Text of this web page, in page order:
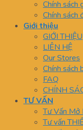
Chính sách
Chính sách
Giới thiệu
GIỚI THIỆU
LIÊN HỆ
Our Stores
Chính sách
FAQ
CHÍNH
TƯ VẤN
Tư Vấn Mở
Tư vấn